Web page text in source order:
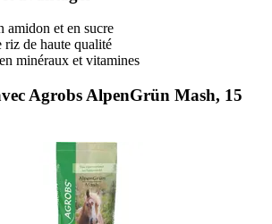
amidon et en sucre
riz de haute qualité
minéraux et vitamines
Agrobs AlpenGrün Mash, 15